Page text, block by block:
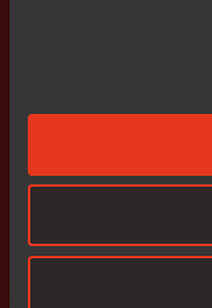
Nyemitterade aktier
Totalt avser Nocom
samband med denna
vilket medför att